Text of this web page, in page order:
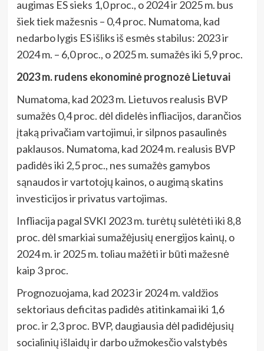
augimas ES sieks 1,0 proc., o 2024 ir 2025 m. bus
šiek tiek mažesnis – 0,4 proc. Numatoma, kad
nedarbo lygis ES išliks iš esmės stabilus: 2023 ir
2024 m. – 6,0 proc., o 2025 m. sumažės iki 5,9 proc.
2023 m. rudens ekonominė prognozė Lietuvai
Numatoma, kad 2023 m. Lietuvos realusis BVP
sumažės 0,4 proc. dėl didelės infliacijos, darančios
įtaką privačiam vartojimui, ir silpnos pasaulinės
paklausos. Numatoma, kad 2024 m. realusis BVP
padidės iki 2,5 proc., nes sumažės gamybos
sąnaudos ir vartotojų kainos, o augimą skatins
investicijos ir privatus vartojimas.
Infliacija pagal SVKI 2023 m. turėtų sulėtėti iki 8,8
proc. dėl smarkiai sumažėjusių energijos kainų, o
2024 m. ir 2025 m. toliau mažėti ir būti mažesnė
kaip 3 proc.
Prognozuojama, kad 2023 ir 2024 m. valdžios
sektoriaus deficitas padidės atitinkamai iki 1,6
proc. ir 2,3 proc. BVP, daugiausia dėl padidėjusių
socialinių išlaidų ir darbo užmokesčio valstybės